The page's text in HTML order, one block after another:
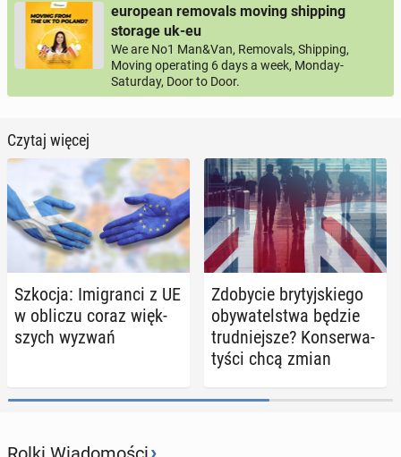
european removals moving shipping
storage uk-eu
We are No1 Man&Van, Removals, Shipping,
Moving operating 6 days a week, Monday-
Saturday, Door to Door.
Czytaj więcej
Szkocja: Imi­gran­ci z UE
w obliczu coraz więk­
szych wyzwań
Zdo­by­cie bry­tyj­skie­go
oby­wa­tel­stwa będzie
trud­niej­sze? Kon­ser­wa­
ty­ści chcą zmian